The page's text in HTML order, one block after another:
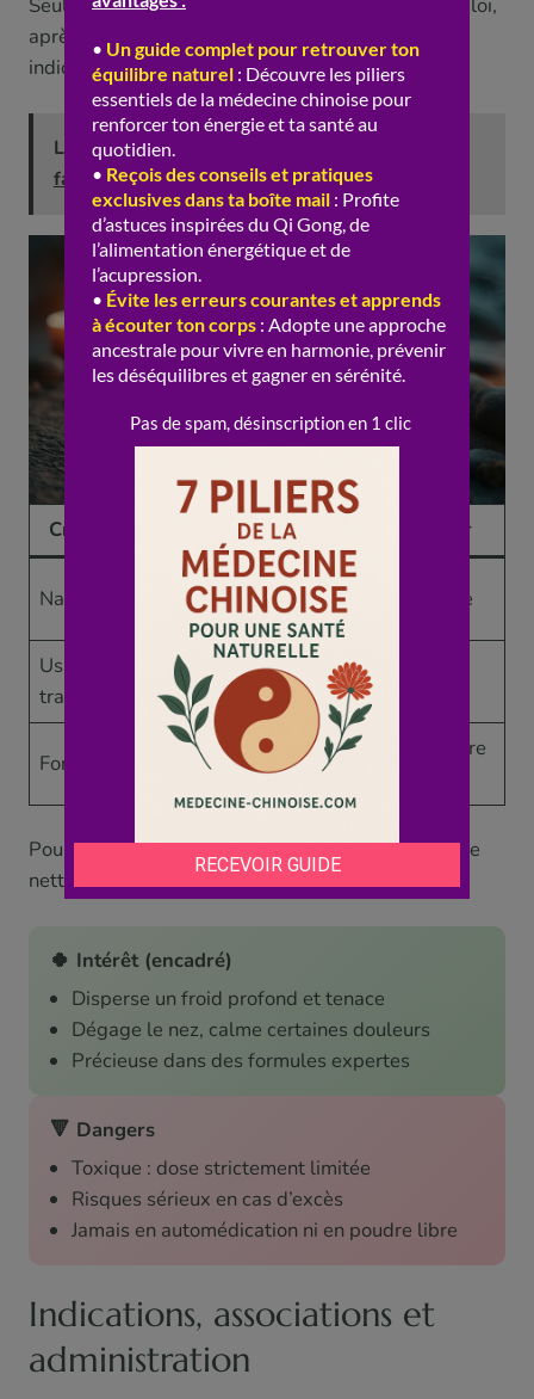
après avoir évalué le terrain et écarté les contre-
indications.
Lire aussi : Ge Gen : soulager la nuque raide et
favoriser les liquides
Critère Xi Xin Bon à savoir
Nature
Très chaude,
piquante, toxique
Dose minuscule
Usage
tradition
Vent-froid, nez,
douleur
Toujours en
formule
Forme Décoction, racine
Jamais en poudre
Pour une plante aussi puissante, la balance penche
nettement vers la prudence.
🍀 Intérêt (encadré)
Disperse un froid profond et tenace
Dégage le nez, calme certaines douleurs
Précieuse dans des formules expertes
🔻 Dangers
Toxique : dose strictement limitée
Risques sérieux en cas d’excès
Jamais en automédication ni en poudre libre
Indications, associations et
administration